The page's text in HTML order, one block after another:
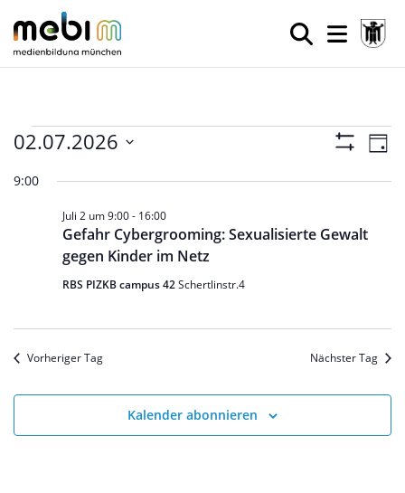
Veranstaltungen
für
Juli
2026
FilterTag
02.07.2026
wählen.
9:00
Gefahr Cybergrooming: Sexualisierte Gewalt
gegen Kinder im Netz
Juli 2 um 9:00- 16:00
RBS PIZKB campus 42Schertlinstr.4
Vorheriger Tag Nächster Tag
Kalender abonnieren